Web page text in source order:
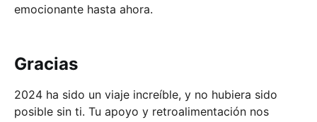
emocionante hasta ahora.
Gracias
2024 ha sido un viaje increíble, y no hubiera sido
posible sin ti. Tu apoyo y retroalimentación nos